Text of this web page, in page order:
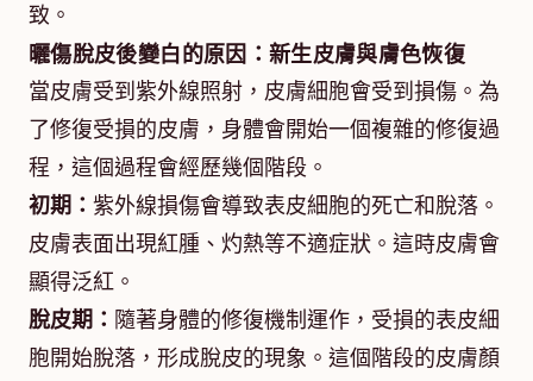
致。
曬傷脫皮後變白的原因：新生皮膚與膚色恢復
當皮膚受到紫外線照射，皮膚細胞會受到損傷。為
了修復受損的皮膚，身體會開始一個複雜的修復過
程，這個過程會經歷幾個階段。
初期： 紫外線損傷會導致表皮細胞的死亡和脫落。
皮膚表面出現紅腫、灼熱等不適症狀。這時皮膚會
顯得泛紅。
脫皮期： 隨著身體的修復機制運作，受損的表皮細
胞開始脫落，形成脫皮的現象。這個階段的皮膚顏